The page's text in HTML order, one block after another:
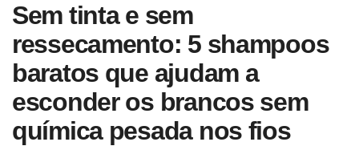
Sem tinta e sem
ressecamento: 5 shampoos
baratos que ajudam a
esconder os brancos sem
química pesada nos fios